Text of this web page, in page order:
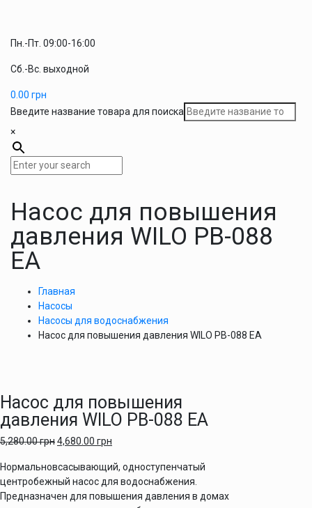
Пн.-Пт. 09:00-16:00
Сб.-Вс. выходной
0.00 грн
Введите название товара для поиска
×
Насос для повышения
давления WILO PB-088
ЕА
Главная
Насосы
Насосы для водоснабжения
Насос для повышения давления WILO PB-088 ЕА
Насос для повышения
давления WILO PB-088 ЕА
5,280.00грн4,680.00 грн
Нормальновсасывающий, одноступенчатый
центробежный насос для водоснабжения.
Предназначен для повышения давления в домах